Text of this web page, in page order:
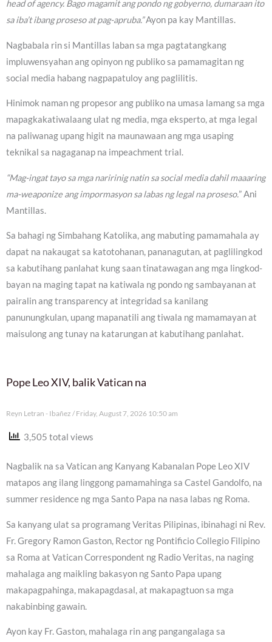
head of agency. Bago magamit ang pondo ng gobyerno, dumaraan ito
sa iba’t ibang proseso at pag-apruba.”Ayon pa kay Mantillas.
Nagbabala rin si Mantillas laban sa mga pagtatangkang
impluwensyahan ang opinyon ng publiko sa pamamagitan ng
social media habang nagpapatuloy ang paglilitis.
Hinimok naman ng propesor ang publiko na umasa lamang sa mga
mapagkakatiwalaang ulat ng media, mga eksperto, at mga legal
na paliwanag upang higit na maunawaan ang mga usaping
teknikal sa nagaganap na impeachment trial.
“Mag-ingat tayo sa mga naririnig natin sa social media dahil maaaring
ma-weaponize ang impormasyon sa labas ng legal na proseso.” Ani
Mantillas.
Sa bahagi ng Simbahang Katolika, ang mabuting pamamahala ay
dapat na nakaugat sa katotohanan, pananagutan, at paglilingkod
sa kabutihang panlahat kung saan tinatawagan ang mga lingkod-
bayan na maging tapat na katiwala ng pondo ng sambayanan at
pairalin ang transparency at integridad sa kanilang
panunungkulan, upang mapanatili ang tiwala ng mamamayan at
maisulong ang tunay na katarungan at kabutihang panlahat.
Pope Leo XIV, balik Vatican na
Reyn Letran - Ibañez Friday, August 7, 2026 10:50 am
3,505 total views
Nagbalik na sa Vatican ang Kanyang Kabanalan Pope Leo XIV
matapos ang ilang linggong pamamahinga sa Castel Gandolfo, na
summer residence ng mga Santo Papa na nasa labas ng Roma.
Sa kanyang ulat sa programang Veritas Pilipinas, ibinahagi ni Rev.
Fr. Gregory Ramon Gaston, Rector ng Pontificio Collegio Filipino
sa Roma at Vatican Correspondent ng Radio Veritas, na naging
mahalaga ang maikling bakasyon ng Santo Papa upang
makapagpahinga, makapagdasal, at makapagtuon sa mga
nakabinbing gawain.
Ayon kay Fr. Gaston, mahalaga rin ang pangangalaga sa